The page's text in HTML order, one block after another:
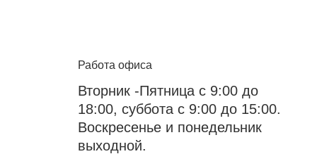
Работа офиса
Вторник -Пятница с 9:00 до
18:00, суббота с 9:00 до 15:00.
Воскресенье и понедельник
выходной.